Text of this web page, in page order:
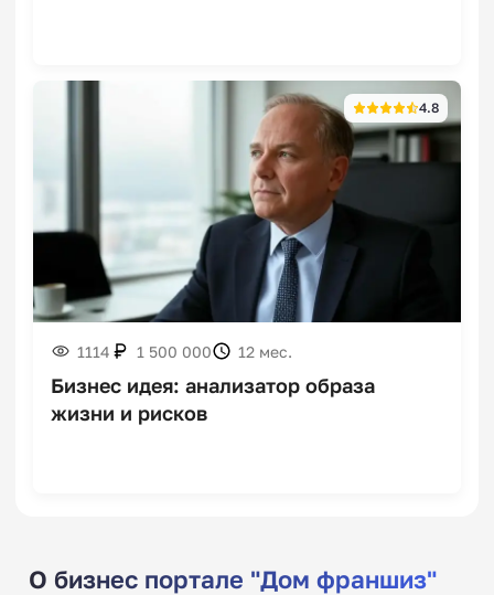
Франшизы по ремонту
рулевого управления
Франшизы по ремонту
самокатов
4.8
1114 1 500 000 12 мес.
Бизнес идея: анализатор образа
жизни и рисков
О бизнес портале "Дом франшиз"